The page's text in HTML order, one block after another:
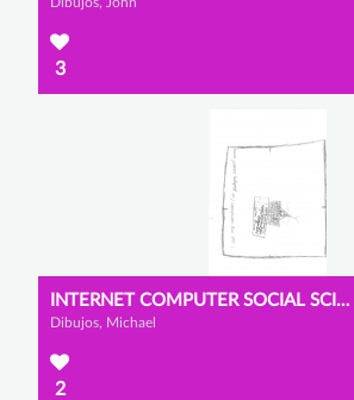
Dibujos, John
3
INTERNET COMPUTER SOCIAL SCIENCES
Dibujos, Michael
2